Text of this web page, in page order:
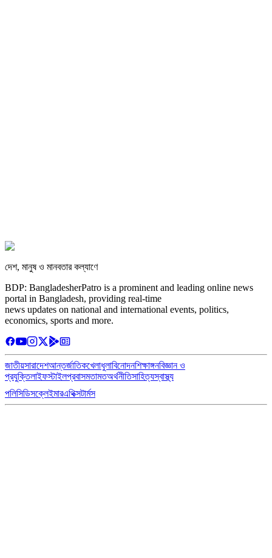
দেশ, মানুষ ও মানবতার কল্যাণে
BDP: BangladesherPatro is a prominent and leading online news
portal in Bangladesh, providing real-time
news updates on national and international events, politics,
economics, sports and more.
জাতীয়সারাদেশআন্তর্জাতিকখেলাধুলাবিনোদনশিক্ষাঙ্গনবিজ্ঞান ও
প্রযুক্তিলাইফস্টাইলপ্রবাসমতামতঅর্থনীতিসাহিত্যস্বাস্থ্য
পলিসিডিসক্লেইমারএথিক্সটার্মস